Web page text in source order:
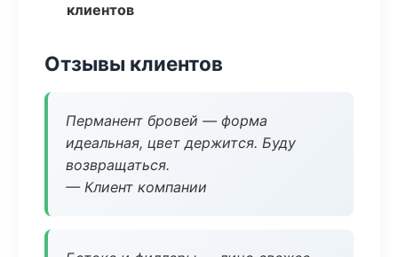
клиентов
Отзывы клиентов
Перманент бровей — форма
идеальная, цвет держится. Буду
возвращаться.
— Клиент компании